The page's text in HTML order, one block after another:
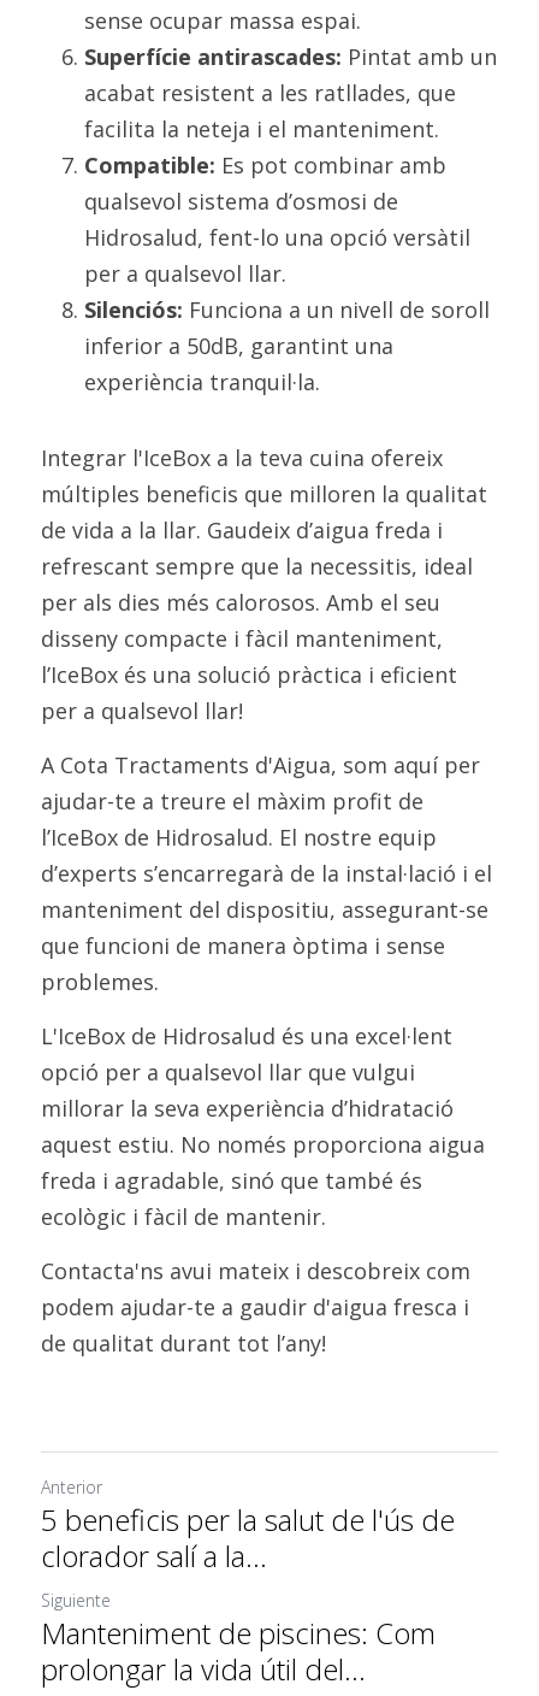
sense ocupar massa espai.
Superfície antirascades: Pintat amb un
acabat resistent a les ratllades, que
facilita la neteja i el manteniment.
Compatible: Es pot combinar amb
qualsevol sistema d’osmosi de
Hidrosalud, fent-lo una opció versàtil
per a qualsevol llar.
Silenciós: Funciona a un nivell de soroll
inferior a 50dB, garantint una
experiència tranquil·la.
Integrar l'IceBox a la teva cuina ofereix
múltiples beneficis que milloren la qualitat
de vida a la llar. Gaudeix d’aigua freda i
refrescant sempre que la necessitis, ideal
per als dies més calorosos. Amb el seu
disseny compacte i fàcil manteniment,
l’IceBox és una solució pràctica i eficient
per a qualsevol llar!
A Cota Tractaments d'Aigua, som aquí per
ajudar-te a treure el màxim profit de
l’IceBox de Hidrosalud. El nostre equip
d’experts s’encarregarà de la instal·lació i el
manteniment del dispositiu, assegurant-se
que funcioni de manera òptima i sense
problemes.
L'IceBox de Hidrosalud és una excel·lent
opció per a qualsevol llar que vulgui
millorar la seva experiència d’hidratació
aquest estiu. No només proporciona aigua
freda i agradable, sinó que també és
ecològic i fàcil de mantenir.
Contacta'ns avui mateix i descobreix com
podem ajudar-te a gaudir d'aigua fresca i
de qualitat durant tot l’any!
Anterior
5 beneficis per la salut de l'ús de
clorador salí a la...
Siguiente
Manteniment de piscines: Com
prolongar la vida útil del...